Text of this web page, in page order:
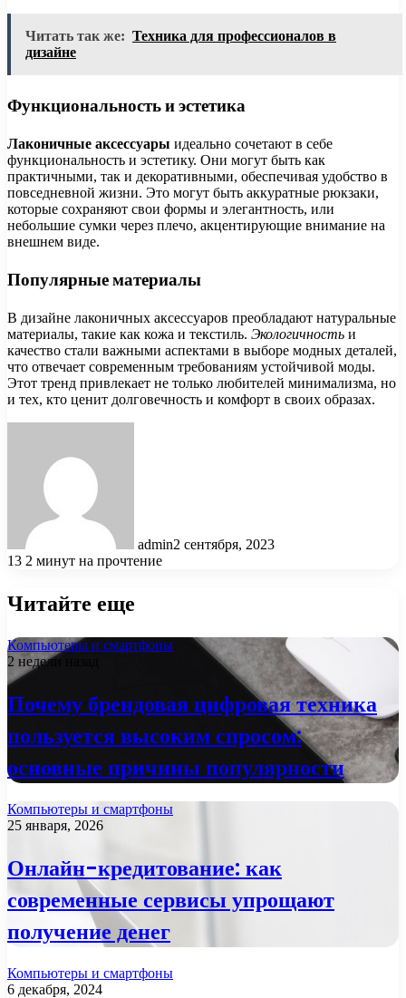
Читать так же: Техника для профессионалов в
дизайне
Функциональность и эстетика
Лаконичные аксессуары идеально сочетают в себе
функциональность и эстетику. Они могут быть как
практичными, так и декоративными, обеспечивая удобство в
повседневной жизни. Это могут быть аккуратные рюкзаки,
которые сохраняют свои формы и элегантность, или
небольшие сумки через плечо, акцентирующие внимание на
внешнем виде.
Популярные материалы
В дизайне лаконичных аксессуаров преобладают натуральные
материалы, такие как кожа и текстиль. Экологичность и
качество стали важными аспектами в выборе модных деталей,
что отвечает современным требованиям устойчивой моды.
Этот тренд привлекает не только любителей минимализма, но
и тех, кто ценит долговечность и комфорт в своих образах.
admin2 сентября, 2023
13 2 минут на прочтение
Читайте еще
Компьютеры и смартфоны
2 недели назад
Почему брендовая цифровая техника
пользуется высоким спросом:
основные причины популярности
Компьютеры и смартфоны
25 января, 2026
Онлайн-кредитование: как
современные сервисы упрощают
получение денег
Компьютеры и смартфоны
6 декабря, 2024